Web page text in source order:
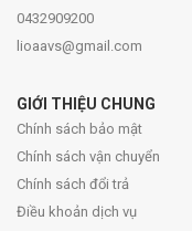
0432909200
lioaavs@gmail.com
GIỚI THIỆU CHUNG
Chính sách bảo mật
Chính sách vận chuyển
Chính sách đổi trả
Điều khoản dịch vụ